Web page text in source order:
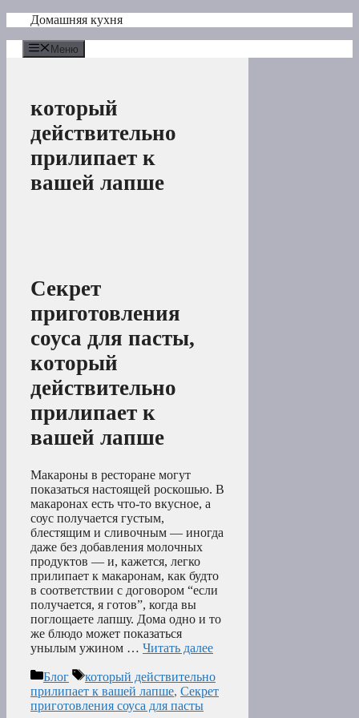
Перейти
содержимому
Домашняя кухня
Меню
который
действительно
прилипает к
вашей лапше
Секрет
приготовления
соуса для пасты,
который
действительно
прилипает к
вашей лапше
Макароны в ресторане могут
показаться настоящей роскошью. В
макаронах есть что-то вкусное, а
соус получается густым,
блестящим и сливочным — иногда
даже без добавления молочных
продуктов — и, кажется, легко
прилипает к макаронам, как будто
в соответствии с договором “если
получается, я готов”, когда вы
поглощаете лапшу. Дома одно и то
же блюдо может показаться
унылым ужином … Читать далее
Рубрики
Блог Метки
который действительно
прилипает к вашей лапше, Секрет
приготовления соуса для пасты